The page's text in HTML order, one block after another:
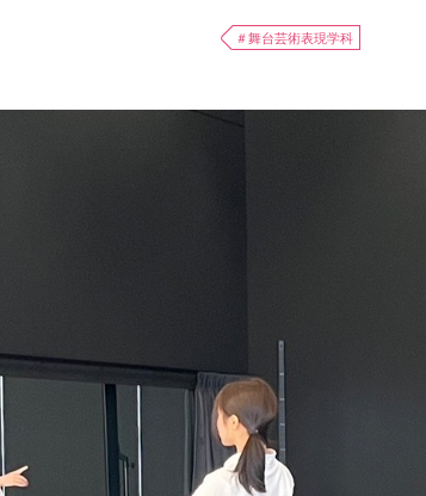
＃舞台芸術表現学科